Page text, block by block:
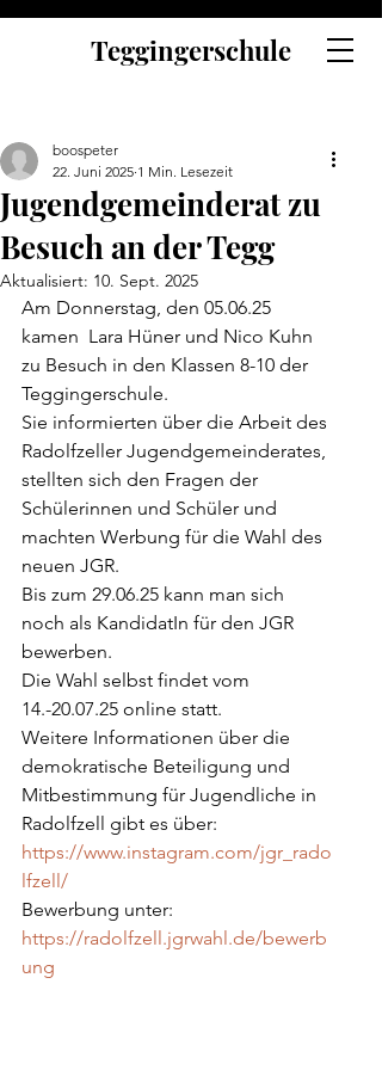
Teggingerschule
Jugendgemeinderat zu
Besuch an der Tegg
boospeter
22. Juni 2025 1 Min. Lesezeit
Aktualisiert: 10. Sept. 2025
Am Donnerstag, den 05.06.25
kamen  Lara Hüner und Nico Kuhn
zu Besuch in den Klassen 8-10 der
Teggingerschule.
Sie informierten über die Arbeit des
Radolfzeller Jugendgemeinderates,
stellten sich den Fragen der
Schülerinnen und Schüler und
machten Werbung für die Wahl des
neuen JGR.
Bis zum 29.06.25 kann man sich
noch als KandidatIn für den JGR
bewerben.
Die Wahl selbst findet vom
14.-20.07.25 online statt.
Weitere Informationen über die
demokratische Beteiligung und
Mitbestimmung für Jugendliche in
Radolfzell gibt es über:
https://www.instagram.com/jgr_rado
lfzell/
Bewerbung unter:
https://radolfzell.jgrwahl.de/bewerb
ung